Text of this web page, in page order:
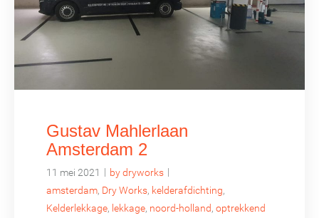
Gustav Mahlerlaan
Amsterdam 2
11 mei 2021 | by dryworks |
amsterdam, Dry Works, kelderafdichting,
Kelderlekkage, lekkage, noord-holland, optrekkend